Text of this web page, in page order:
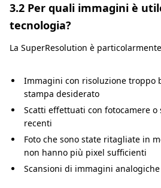
3.2 Per quali immagini è
tecnologia?
La SuperResolution è
Immagini con risoluzione troppo
stampa desiderato
Scatti effettuati con fotocamere
recenti
Foto che sono state ritagliate in
non hanno più pixel sufficienti
Scansioni di immagini